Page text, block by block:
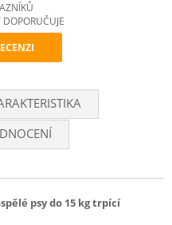
psy do 15 kg trpící